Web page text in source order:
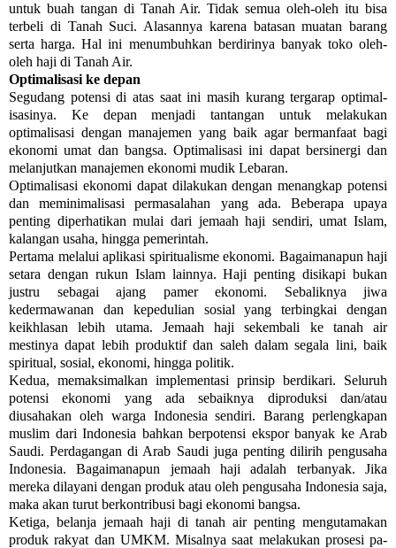
untuk buah tangan di Tanah Air. Tidak semua oleh-oleh itu bisa
terbeli di Tanah Suci. Alasannya karena batasan muatan barang
serta harga. Hal ini menum­buhkan berdirinya banyak toko oleh-
oleh haji di Tanah Air.
Optimalisasi ke depan
Segudang potensi di atas saat ini masih kurang tergarap optimal­
isasinya. Ke depan menjadi tantangan untuk melakukan
optimalisasi dengan manaje­men yang baik agar bermanfaat bagi
ekonomi umat dan bangsa. Optimalisasi ini dapat bersi­nergi dan
melanjutkan manajemen ekonomi mudik Lebaran.
Optimalisasi ekonomi dapat dilaku­kan dengan menangkap potensi
dan memini­malisasi permasalahan yang ada. Beberapa upaya
penting diperhatikan mulai dari jemaah haji sendiri, umat Islam,
kalangan usaha, hingga peme­rintah.
Pertama melalui aplikasi spiritualis­me ekonomi. Bagaima­na­pun haji
setara dengan rukun Islam lainnya. Haji penting di­sikapi bukan
justru sebagai ajang pamer ekonomi. Seba­liknya jiwa
kedermawanan dan kepedulian sosial yang ter­bingkai dengan
keikhlasan lebih utama. Jemaah haji sekembali ke tanah air
mestinya dapat lebih produktif dan saleh dalam segala lini, baik
spiritual, sosial, ekonomi, hingga politik.
Kedua, memaksimalkan imple­men­tasi prinsip berdikari. Seluruh
potensi eko­nomi yang ada sebaiknya diproduksi dan/atau
diusahakan oleh warga Indonesia sendiri. Barang perleng­kapan
muslim dari Indonesia bahkan berpotensi ekspor banyak ke Arab
Saudi. Per­da­ga­ngan di Arab Saudi juga penting dilirih pengusaha
Indonesia. Bagai­ma­napun jemaah haji adalah ter­banyak. Jika
mereka dilayani de­ngan produk atau oleh peng­usaha In­donesia saja,
maka akan turut ber­kon­tri­busi bagi ekonomi bangsa.
Ketiga, belanja jemaah haji di tanah air pen­ting mengutama­kan
produk rakyat dan UMKM. Misalnya saat melakukan prosesi pa­